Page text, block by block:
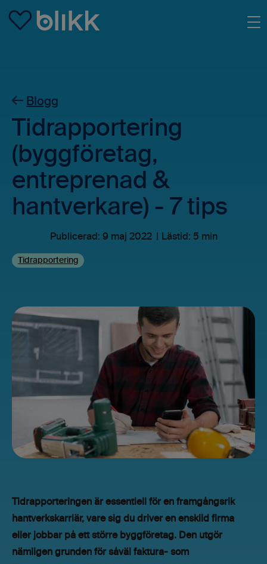
Blogg
Tidrapportering
(byggföretag,
entreprenad &
hantverkare) - 7 tips
Publicerad: 9 maj 2022 Lästid: 5 min
Tidrapportering
Tidrapporteringen är essentiell för en framgångsrik
hantverkskarriär, vare sig du driver en enskild firma
eller jobbar på ett större byggföretag. Den utgör
nämligen grunden för såväl faktura- som